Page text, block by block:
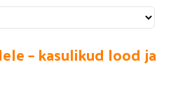
– kasulikud lood ja